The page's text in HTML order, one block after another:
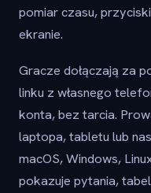
pomiar czasu,
ekranie.
Gracze dołączają za
linku z własnego
konta, bez tarcia.
laptopa, tabletu lub
macOS, Windows,
pokazuje pytania,